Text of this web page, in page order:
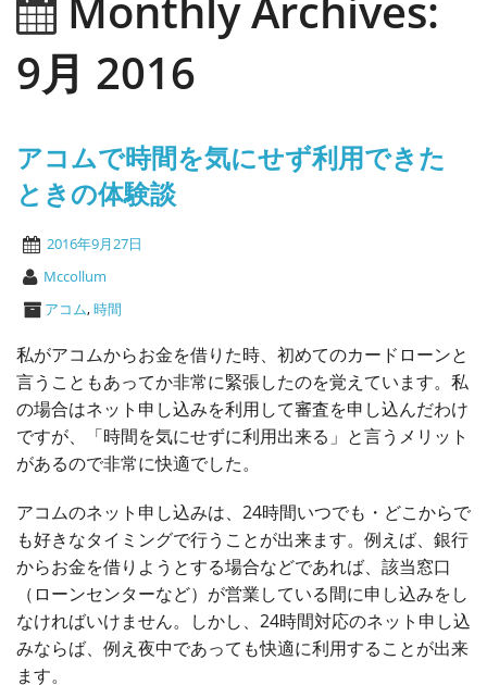
9月 2016
アコムで時間を気にせず利用できた
ときの体験談
2016年9月27日
Mccollum
アコム,時間
私がアコムからお金を借りた時、初めてのカードローンと
言うこともあってか非常に緊張したのを覚えています。私
の場合はネット申し込みを利用して審査を申し込んだわけ
ですが、「時間を気にせずに利用出来る」と言うメリット
があるので非常に快適でした。
アコムのネット申し込みは、24時間いつでも・どこからで
も好きなタイミングで行うことが出来ます。例えば、銀行
からお金を借りようとする場合などであれば、該当窓口
（ローンセンターなど）が営業している間に申し込みをし
なければいけません。しかし、24時間対応のネット申し込
みならば、例え夜中であっても快適に利用することが出来
ます。